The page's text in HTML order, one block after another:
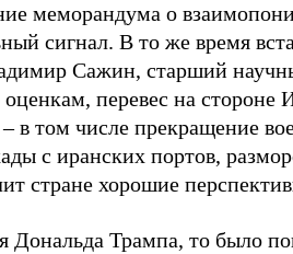
меморандума о
сигнал. В то же время
Сажин, старший
перевес на стороне
в том числе прекращение
с иранских портов,
стране хорошие
Дональда Трампа, то было